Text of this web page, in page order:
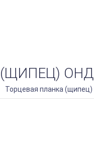
Торцевая планка